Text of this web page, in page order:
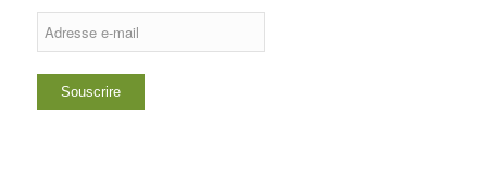
Adresse
e-
mail